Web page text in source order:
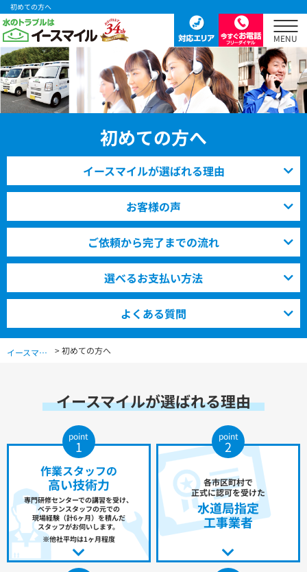
初めての方へ
初めての方へ
イースマイルが選ばれる理由
お客様の声
ご依頼から完了までの流れ
選べるお支払い方法
よくある質問
イースマイル公式サイト TOP > 初めての方へ
イースマイルが選ばれる理由
point
1
作業スタッフの
高い技術力
専門研修センターでの講習を受け、
ベテランスタッフの元での
現場経験（計6ヶ月）を積んだ
スタッフがお伺いします。
※他社平均は1ヶ月程度
point
2
各市区町村で
正式に認可を受けた
水道局指定
工事業者